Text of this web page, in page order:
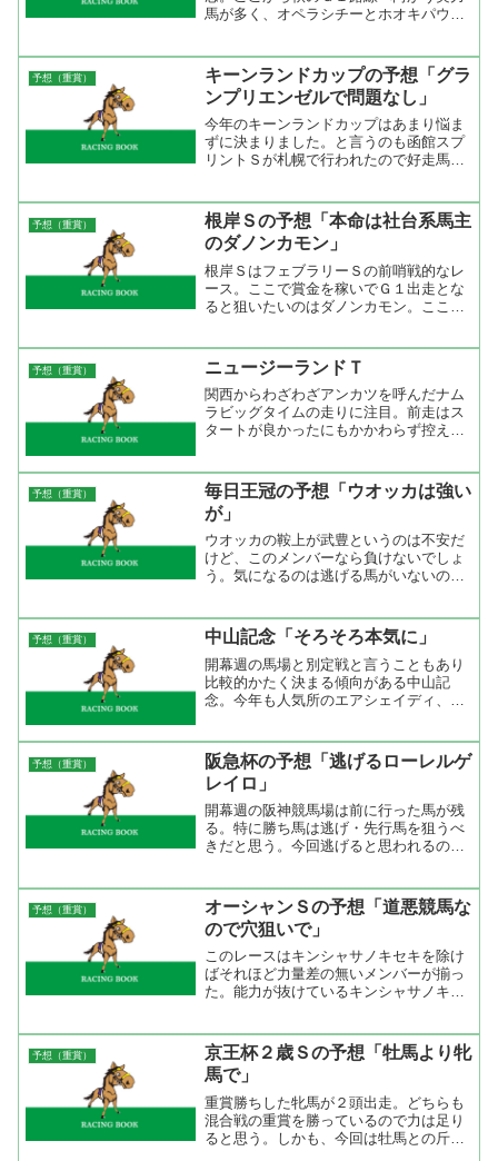
馬が多く、オペラシチーとホオキパウェ
ードはエリザベス女王杯や天皇賞やマイ
ルＣＳなど。一方、力を付...
予想（重賞）
キーンランドカップの予想「グラ
ンプリエンゼルで問題なし」
今年のキーンランドカップはあまり悩ま
ずに決まりました。と言うのも函館スプ
リントＳが札幌で行われたので好走馬を
の成績は抜群にいい。スピードがあるが
掛かる馬ではないので最期...
予想（重賞）
根岸Ｓの予想「本命は社台系馬主
のダノンカモン」
根岸ＳはフェブラリーＳの前哨戦的なレ
ース。ここで賞金を稼いでＧ１出走とな
ると狙いたいのはダノンカモン。ここの
プを勝ち初のＧ１勝ち。他にもダノンヨ
ーヨーがマイルＣＳ２着、...
予想（重賞） ニュージーランドＴ
関西からわざわざアンカツを呼んだナム
ラビッグタイムの走りに注目。前走はス
タートが良かったにもかかわらず控える
ングザダイヤが強いんだろうな。北村ダ
イワバンディットにも注目...
予想（重賞）
毎日王冠の予想「ウオッカは強い
が」
ウオッカの鞍上が武豊というのは不安だ
けど、このメンバーなら負けないでしょ
う。気になるのは逃げる馬がいないので
けど、抑えきれなくて行ってしまったら
危ない。まあ、逃げても勝...
予想（重賞） 中山記念「そろそろ本気に」
開幕週の馬場と別定戦と言うこともあり
比較的かたく決まる傾向がある中山記
念。今年も人気所のエアシェイディ、メ
ばいいと思う。そこで、過去１０年の成
績を集計した結果、４歳馬＆...
予想（重賞）
阪急杯の予想「逃げるローレルゲ
レイロ」
開幕週の阪神競馬場は前に行った馬が残
る。特に勝ち馬は逃げ・先行馬を狙うべ
きだと思う。今回逃げると思われるのは
逃げて４着。それ以前は控えて結果が出
ていないだけに行くと強い...
予想（重賞）
オーシャンＳの予想「道悪競馬な
ので穴狙いで」
このレースはキンシャサノキセキを除け
ばそれほど力量差の無いメンバーが揃っ
た。能力が抜けているキンシャサノキセ
というのはどうだろうか。面白いと思っ
たのはスプリンターズＳを...
予想（重賞）
京王杯２歳Ｓの予想「牡馬より牝
馬で」
重賞勝ちした牝馬が２頭出走。どちらも
混合戦の重賞を勝っているので力は足り
ると思う。しかも、今回は牡馬との斤量